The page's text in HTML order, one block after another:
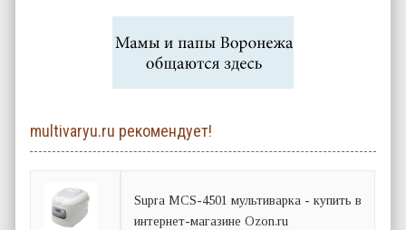
multivaryu.ru рекомендует!
Supra MCS-4501 мультиварка - купить в
интернет-магазине Ozon.ru